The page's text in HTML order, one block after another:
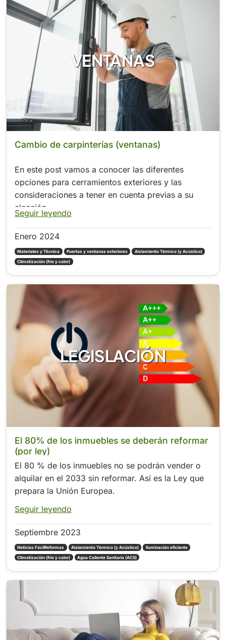
VENTANAS
Cambio de carpinterías (ventanas)
En este post vamos a conocer las diferentes
opciones para cerramientos exteriores y las
consideraciones a tener en cuenta previas a su
elección.
Seguir leyendo
Enero 2024
Materiales y Técnica Puertas y ventanas exteriores
Aislamiento Térmico (y Acústico)
Climatización (frío y calor)
LEGISLACIÓN
El 80% de los inmuebles se deberán reformar
(por ley)
El 80 % de los inmuebles no se podrán vender o
alquilar en el 2033 sin reformar. Así es la Ley que
prepara la Unión Europea.
Seguir leyendo
Septiembre 2023
Noticias FácilReformas Aislamiento Térmico (y Acústico)
Iluminación eficiente
Climatización (frío y calor)
Agua Caliente Sanitaria (ACS)